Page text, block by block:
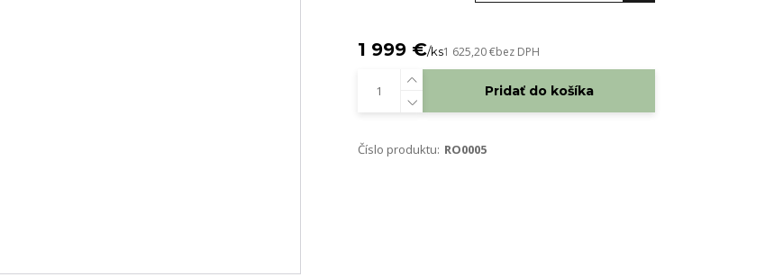
1 999 €/ks1 625,20 €bez DPH
Pridať do košíka
Číslo produktu: RO0005